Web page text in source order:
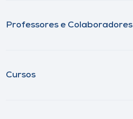
Professores e Colaboradores
Cursos